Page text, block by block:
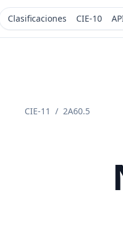
Clasificaciones CIE-10
CIE-11 / 2A60.5